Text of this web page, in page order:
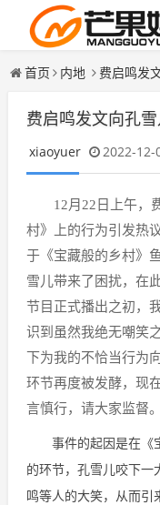
首页 内地 费启鸣发
费启鸣发文向孔
xiaoyuer 2022-12-
12月22日上午，
村》上的行为引发热
于《宝藏般的乡村》
雪儿带来了困扰，在
节目正式播出之初，
识到虽然我绝无嘲笑
下为我的不恰当行为
环节再度被发酵，现
言慎行，请大家监督
事件的起因是在《宝
的环节，孔雪儿咬下一
鸣等人的大笑，从而引